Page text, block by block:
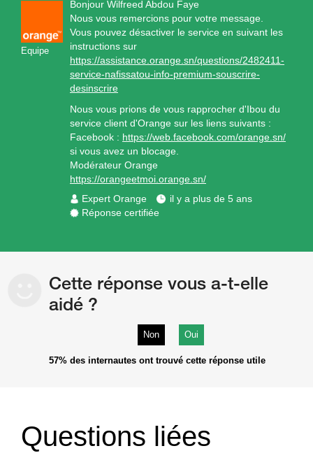
Equipe
Bonjour Wilfreed Abdou Faye
Nous vous remercions pour votre message.
Vous pouvez désactiver le service en suivant les
instructions sur
https://assistance.orange.sn/questions/2482411-
service-nafissatou-info-premium-souscrire-
desinscrire
Nous vous prions de vous rapprocher d'Ibou du
service client d'Orange sur les liens suivants :
Facebook : https://web.facebook.com/orange.sn/
si vous avez un blocage.
Modérateur Orange
https://orangeetmoi.orange.sn/
Expert Orange
il y a plus de 5 ans
Réponse certifiée
Cette réponse vous a-t-elle
aidé ?
Non Oui
57% des internautes ont trouvé cette réponse utile
Questions liées